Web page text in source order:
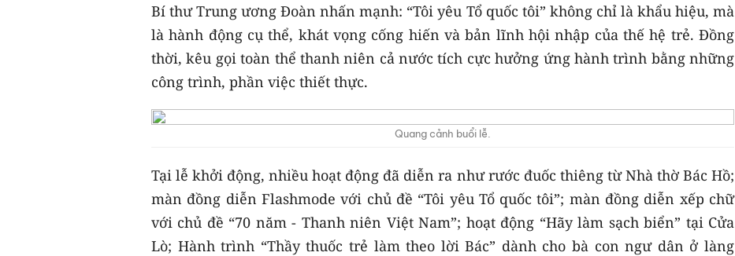
Bí thư Trung ương Đoàn nhấn mạnh: “Tôi yêu Tổ quốc tôi” không chỉ là khẩu hiệu, mà
là hành động cụ thể, khát vọng cống hiến và bản lĩnh hội nhập của thế hệ trẻ. Đồng
thời, kêu gọi toàn thể thanh niên cả nước tích cực hưởng ứng hành trình bằng những
công trình, phần việc thiết thực.
Quang cảnh buổi lễ.
Tại lễ khởi động, nhiều hoạt động đã diễn ra như rước đuốc thiêng từ Nhà thờ Bác Hồ;
màn đồng diễn Flashmode với chủ đề “Tôi yêu Tổ quốc tôi”; màn đồng diễn xếp chữ
với chủ đề “70 năm - Thanh niên Việt Nam”; hoạt động “Hãy làm sạch biển” tại Cửa
Lò; Hành trình “Thầy thuốc trẻ làm theo lời Bác” dành cho bà con ngư dân ở làng